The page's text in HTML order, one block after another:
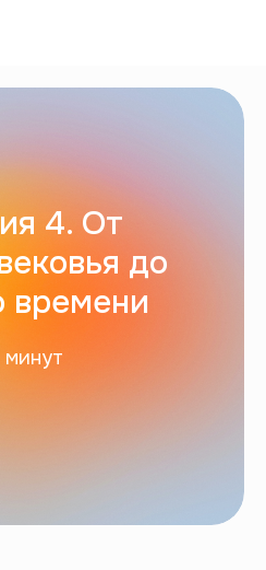
4. От
до
времени
минут